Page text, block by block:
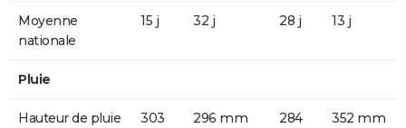
Moyenne
nationale
15 j 32 j 28 j 13 j
Pluie
Hauteur de pluie
303
296 mm
284
352 mm